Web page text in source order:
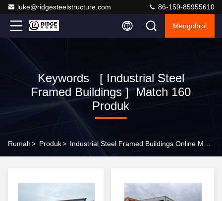
luke@ridgesteelstructure.com 86-159-85955610
Mengobrol
Keywords [ Industrial Steel
Framed Buildings ] Match 160
Produk
Rumah> Produk>